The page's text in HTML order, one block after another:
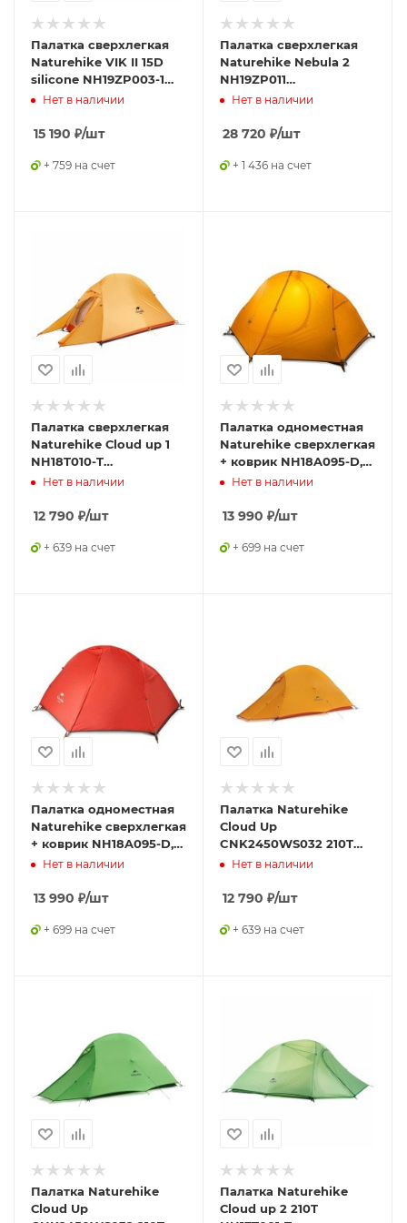
Палатка сверхлегкая
Naturehike VIK II 15D
silicone NH19ZP003-1
двухместная, белая,
Нет в наличии
15 190 ₽/шт
+ 759 на счет
Палатка сверхлегкая
Naturehike Nebula 2
NH19ZP011
двухместная, серая,
Нет в наличии
28 720 ₽/шт
+ 1 436 на счет
Палатка сверхлегкая
Naturehike Сloud up 1
NH18T010-T
одноместная с
6927595730546
Нет в наличии
12 790 ₽/шт
+ 639 на счет
Палатка одноместная
Naturehike сверхлегкая
+ коврик NH18A095-D,
оранжевая,
Нет в наличии
13 990 ₽/шт
+ 699 на счет
Палатка одноместная
Naturehike сверхлегкая
+ коврик NH18A095-D,
оранжевая,
Нет в наличии
13 990 ₽/шт
+ 699 на счет
Палатка Naturehike
Сloud Up
CNK2450WS032 210T
одноместная
Нет в наличии
12 790 ₽/шт
+ 639 на счет
Палатка Naturehike
Сloud Up
Палатка Naturehike
Сloud up 2 210T